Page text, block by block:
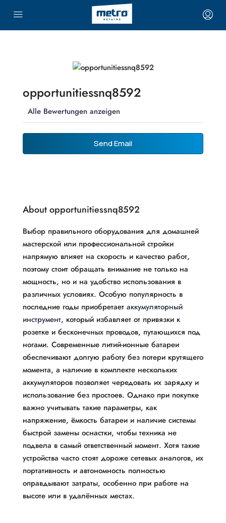
opportunitiessnq8592
Alle Bewertungen anzeigen
Send Email
About opportunitiessnq8592
Выбор правильного оборудования для домашней
мастерской или профессиональной стройки
напрямую влияет на скорость и качество работ,
поэтому стоит обращать внимание не только на
мощность, но и на удобство использования в
различных условиях. Особую популярность в
последние годы приобретает аккумуляторный
инструмент, который избавляет от привязки к
розетке и бесконечных проводов, путающихся под
ногами. Современные литий-ионные батареи
обеспечивают долгую работу без потери крутящего
момента, а наличие в комплекте нескольких
аккумуляторов позволяет чередовать их зарядку и
использование без простоев. Однако при покупке
важно учитывать такие параметры, как
напряжение, ёмкость батареи и наличие системы
быстрой замены оснастки, чтобы техника не
подвела в самый ответственный момент. Хотя такие
устройства часто стоят дороже сетевых аналогов, их
портативность и автономность полностью
оправдывают затраты, особенно при работе на
высоте или в удалённых местах.